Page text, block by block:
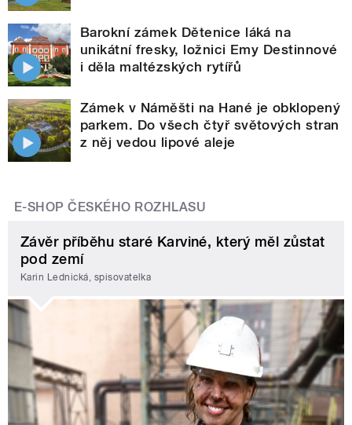
Barokní zámek Dětenice láká na
unikátní fresky, ložnici Emy Destinnové
i děla maltézských rytířů
Zámek v Náměšti na Hané je obklopený
parkem. Do všech čtyř světových stran
z něj vedou lipové aleje
E-SHOP ČESKÉHO ROZHLASU
Závěr příběhu staré Karviné, který měl zůstat
pod zemí
Karin Lednická, spisovatelka